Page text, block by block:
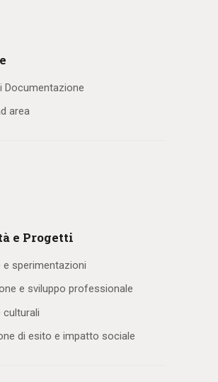
Documentazione
area
e Progetti
e sperimentazioni
e sviluppo professionale
culturali
di esito e impatto sociale